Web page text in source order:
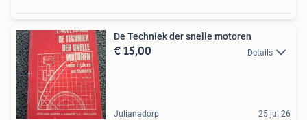
De Techniek der snelle motoren
€ 15,00 Details
Julianadorp 25 jul 26